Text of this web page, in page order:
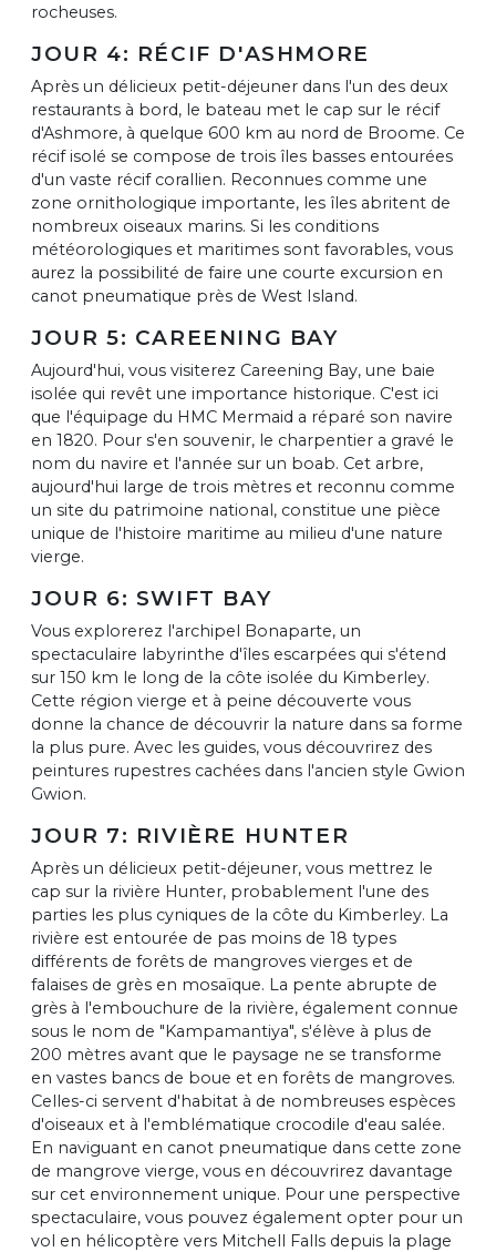
rocheuses.
JOUR 4: RÉCIF D'ASHMORE
Après un délicieux petit-déjeuner dans l'un des deux
restaurants à bord, le bateau met le cap sur le récif
d'Ashmore, à quelque 600 km au nord de Broome. Ce
récif isolé se compose de trois îles basses entourées
d'un vaste récif corallien. Reconnues comme une
zone ornithologique importante, les îles abritent de
nombreux oiseaux marins. Si les conditions
météorologiques et maritimes sont favorables, vous
aurez la possibilité de faire une courte excursion en
canot pneumatique près de West Island.
JOUR 5: CAREENING BAY
Aujourd'hui, vous visiterez Careening Bay, une baie
isolée qui revêt une importance historique. C'est ici
que l'équipage du HMC Mermaid a réparé son navire
en 1820. Pour s'en souvenir, le charpentier a gravé le
nom du navire et l'année sur un boab. Cet arbre,
aujourd'hui large de trois mètres et reconnu comme
un site du patrimoine national, constitue une pièce
unique de l'histoire maritime au milieu d'une nature
vierge.
JOUR 6: SWIFT BAY
Vous explorerez l'archipel Bonaparte, un
spectaculaire labyrinthe d'îles escarpées qui s'étend
sur 150 km le long de la côte isolée du Kimberley.
Cette région vierge et à peine découverte vous
donne la chance de découvrir la nature dans sa forme
la plus pure. Avec les guides, vous découvrirez des
peintures rupestres cachées dans l'ancien style Gwion
Gwion.
JOUR 7: RIVIÈRE HUNTER
Après un délicieux petit-déjeuner, vous mettrez le
cap sur la rivière Hunter, probablement l'une des
parties les plus cyniques de la côte du Kimberley. La
rivière est entourée de pas moins de 18 types
différents de forêts de mangroves vierges et de
falaises de grès en mosaïque. La pente abrupte de
grès à l'embouchure de la rivière, également connue
sous le nom de "Kampamantiya", s'élève à plus de
200 mètres avant que le paysage ne se transforme
en vastes bancs de boue et en forêts de mangroves.
Celles-ci servent d'habitat à de nombreuses espèces
d'oiseaux et à l'emblématique crocodile d'eau salée.
En naviguant en canot pneumatique dans cette zone
de mangrove vierge, vous en découvrirez davantage
sur cet environnement unique. Pour une perspective
spectaculaire, vous pouvez également opter pour un
vol en hélicoptère vers Mitchell Falls depuis la plage